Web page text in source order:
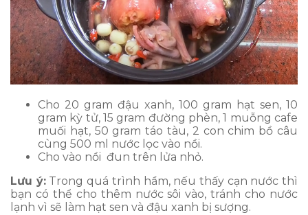
Cho 20 gram đậu xanh, 100 gram hạt sen, 10
gram kỳ tử, 15 gram đường phèn, 1 muỗng cafe
muối hạt, 50 gram táo tàu, 2 con chim bồ câu
cùng 500 ml nước lọc vào nồi.
Cho vào nồi đun trên lửa nhỏ.
Lưu ý:Trong quá trình hầm, nếu thấy cạn nước thì
bạn có thể cho thêm nước sôi vào, tránh cho nước
lạnh vì sẽ làm hạt sen và đậu xanh bị sượng.